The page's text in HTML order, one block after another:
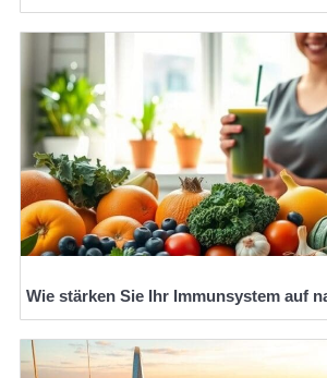
Wie stärken Sie Ihr Immunsystem auf